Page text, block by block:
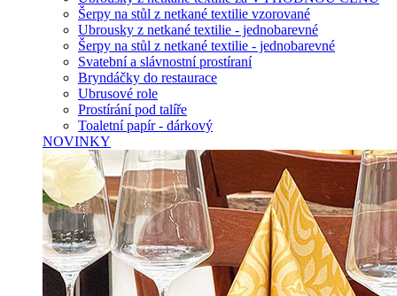
Šerpy na stůl z netkané textilie vzorované
Ubrousky z netkané textilie - jednobarevné
Šerpy na stůl z netkané textilie - jednobarevné
Svatební a slávnostní prostíraní
Bryndáčky do restaurace
Ubrusové role
Prostírání pod talíře
Toaletní papír - dárkový
NOVINKY